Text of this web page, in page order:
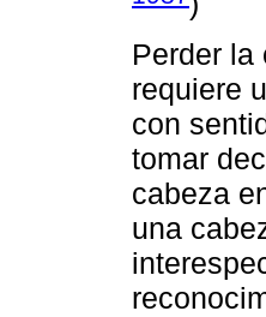
Perder la
requiere
con
tomar
cabeza
una